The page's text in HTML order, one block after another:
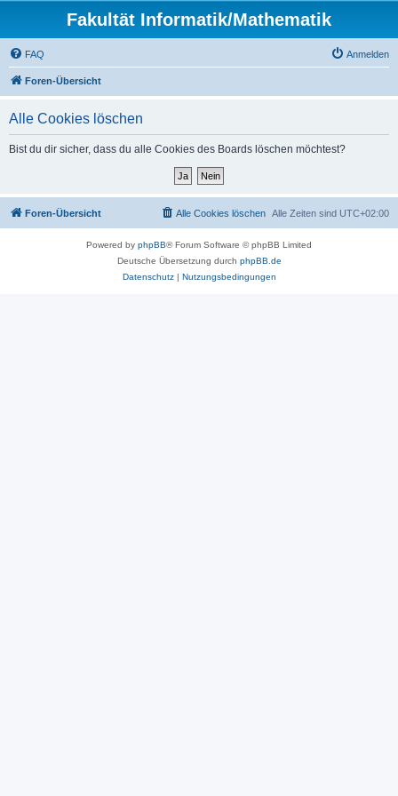
Fakultät Informatik/Mathematik
FAQ Anmelden
Foren-Übersicht
Alle Cookies löschen
Bist du dir sicher, dass du alle Cookies des Boards löschen möchtest?
Foren-Übersicht Alle Zeiten sind UTC+02:00
Alle Cookies löschen
Powered by phpBB® Forum Software © phpBB Limited
Deutsche Übersetzung durch phpBB.de
Datenschutz| Nutzungsbedingungen